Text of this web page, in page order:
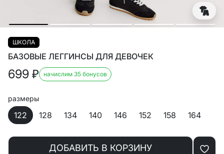
ШКОЛА
БАЗОВЫЕ ЛЕГГИНСЫ ДЛЯ ДЕВОЧЕК
699 ₽ начислим 35 бонусов
размеры
122 128 134 140 146 152 158 164
ДОБАВИТЬ В КОРЗИНУ